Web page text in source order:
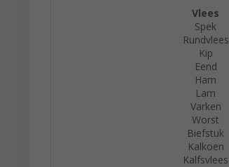
Vlees
Spek
Rundvlees
Kip
Eend
Ham
Lam
Varken
Worst
Biefstuk
Kalkoen
Kalfsvlees